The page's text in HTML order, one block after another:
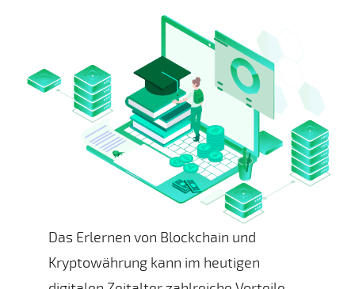
Das Erlernen von Blockchain und
Kryptowährung kann im heutigen